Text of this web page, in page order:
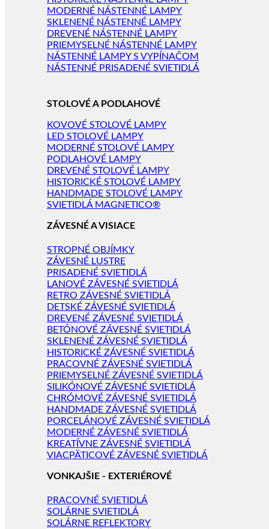
MODERNÉ NÁSTENNÉ LAMPY
SKLENENÉ NÁSTENNÉ LAMPY
DREVENÉ NÁSTENNÉ LAMPY
PRIEMYSELNÉ NÁSTENNÉ LAMPY
NÁSTENNÉ LAMPY S VYPÍNAČOM
NÁSTENNÉ PRISADENÉ SVIETIDLÁ
STOLOVÉ A PODLAHOVÉ
KOVOVÉ STOLOVÉ LAMPY
LED STOLOVÉ LAMPY
MODERNÉ STOLOVÉ LAMPY
PODLAHOVÉ LAMPY
DREVENÉ STOLOVÉ LAMPY
HISTORICKÉ STOLOVÉ LAMPY
HANDMADE STOLOVÉ LAMPY
SVIETIDLÁ MAGNETICO®
ZÁVESNÉ A VISIACE
STROPNÉ OBJÍMKY
ZÁVESNÉ LUSTRE
PRISADENÉ SVIETIDLÁ
LANOVÉ ZÁVESNÉ SVIETIDLÁ
RETRO ZÁVESNÉ SVIETIDLÁ
DETSKÉ ZÁVESNÉ SVIETIDLÁ
DREVENÉ ZÁVESNÉ SVIETIDLÁ
BETÓNOVÉ ZÁVESNÉ SVIETIDLÁ
SKLENENÉ ZÁVESNÉ SVIETIDLÁ
HISTORICKÉ ZÁVESNÉ SVIETIDLÁ
PRACOVNÉ ZÁVESNÉ SVIETIDLÁ
PRIEMYSELNÉ ZÁVESNÉ SVIETIDLÁ
SILIKÓNOVÉ ZÁVESNÉ SVIETIDLÁ
CHRÓMOVÉ ZÁVESNÉ SVIETIDLÁ
HANDMADE ZÁVESNÉ SVIETIDLÁ
PORCELÁNOVÉ ZÁVESNÉ SVIETIDLÁ
MODERNÉ ZÁVESNÉ SVIETIDLÁ
KREATÍVNE ZÁVESNÉ SVIETIDLÁ
VIACPÄTICOVÉ ZÁVESNÉ SVIETIDLÁ
VONKAJŠIE - EXTERIÉROVÉ
PRACOVNÉ SVIETIDLÁ
SOLÁRNE SVIETIDLÁ
SOLÁRNE REFLEKTORY